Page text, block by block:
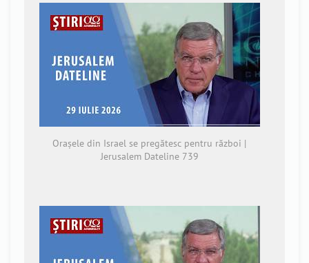
Orașele din Israel se pregătesc pentru război |
Jerusalem Dateline 739